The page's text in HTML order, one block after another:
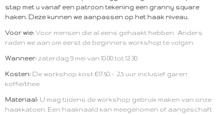
stap met u vanaf een patroon tekening een granny square
haken. Deze kunnen we aanpassen op het haak niveau.
Voor wie: Voor mensen die al eens gehaakt hebben. Anders
raden we aan om eerst de beginners workshop te volgen.
Wanneer: zaterdag 9 mei van 10:00 tot 12:30
Kosten: De workshop kost €17.50, - 2,5 uur inclusief garen
koffie/thee
Materiaal: U mag tijdens de workshop gebruik maken van onze
haakkatoen. Een haaknaald kan meegenomen of aangeschaft